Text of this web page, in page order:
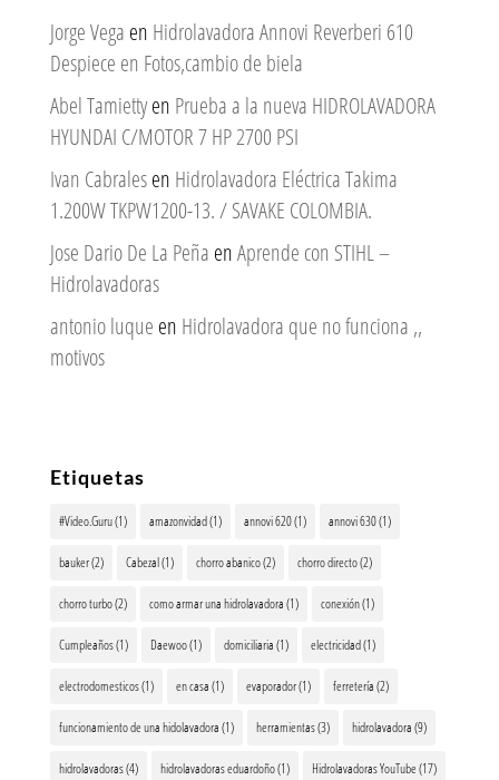
Jorge Vega en Hidrolavadora Annovi Reverberi 610
Despiece en Fotos,cambio de biela
Abel Tamiettyen Prueba a la nueva HIDROLAVADORA
HYUNDAI C/MOTOR 7 HP 2700 PSI
Ivan Cabralesen Hidrolavadora Eléctrica Takima
1.200W TKPW1200-13. / SAVAKE COLOMBIA.
Jose Dario De La Peña enAprende con STIHL –
Hidrolavadoras
antonio luque en Hidrolavadora que no funciona ,,
motivos
Etiquetas
#Video.Guru(1) amazonvidad(1) annovi 620(1) annovi 630(1)
bauker(2) Cabezal(1) chorro abanico(2) chorro directo(2)
chorro turbo(2) como armar una hidrolavadora(1) conexión(1)
Cumpleaños(1) Daewoo(1) domiciliaria(1) electricidad(1)
electrodomesticos(1) en casa(1) evaporador(1) ferretería(2)
funcionamiento de una hidolavadora(1) herramientas(3) hidrolavadora(9)
hidrolavadoras(4) hidrolavadoras eduardoño(1) Hidrolavadoras YouTube(17)